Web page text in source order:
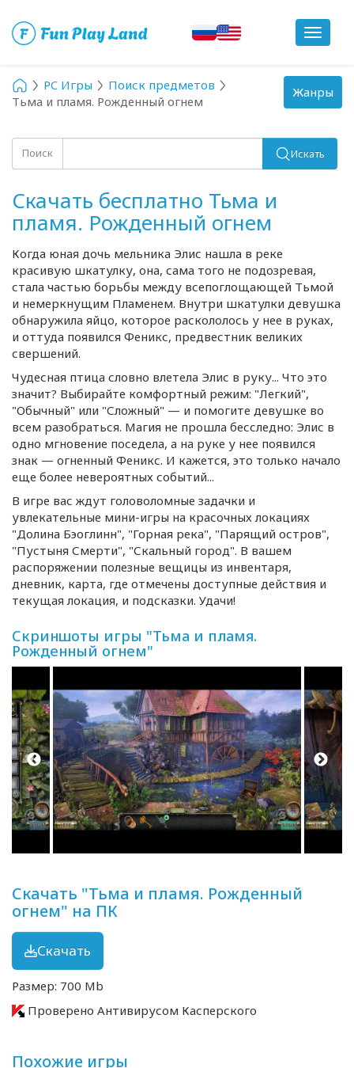
Toggle
PC Игры
Поиск предметов
Тьма и пламя. Рожденный огнем
Поиск Искать
Скачать бесплатно Тьма и
пламя. Рожденный огнем
Когда юная дочь мельника Элис нашла в реке
красивую шкатулку, она, сама того не подозревая,
стала частью борьбы между всепоглощающей Тьмой
и немеркнущим Пламенем. Внутри шкатулки девушка
обнаружила яйцо, которое раскололось у нее в руках,
и оттуда появился Феникс, предвестник великих
свершений.
Чудесная птица словно влетела Элис в руку... Что это
значит? Выбирайте комфортный режим: "Легкий",
"Обычный" или "Сложный" — и помогите девушке во
всем разобраться. Магия не прошла бесследно: Элис в
одно мгновение поседела, а на руке у нее появился
знак — огненный Феникс. И кажется, это только начало
еще более невероятных событий...
В игре вас ждут головоломные задачки и
увлекательные мини-игры на красочных локациях
"Долина Бэоглинн", "Горная река", "Парящий остров",
"Пустыня Смерти", "Скальный город". В вашем
распоряжении полезные вещицы из инвентаря,
дневник, карта, где отмечены доступные действия и
текущая локация, и подсказки. Удачи!
Скриншоты игры "Тьма и пламя.
Рожденный огнем"
Скачать "Тьма и пламя. Рожденный
огнем" на ПК
Скачать
Размер: 700 Mb
Проверено Антивирусом Касперского
Похожие игры
Toggle
navigation
Жанры